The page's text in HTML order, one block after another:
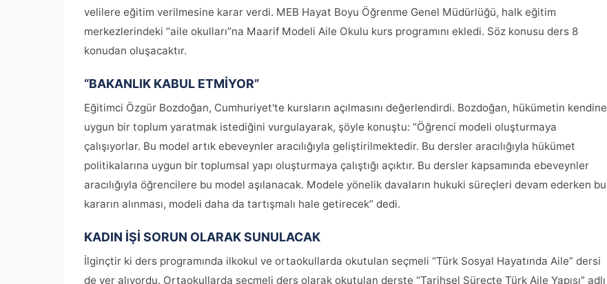
velilere eğitim verilmesine karar verdi. MEB Hayat Boyu Öğrenme Genel Müdürlüğü, halk eğitim
merkezlerindeki “aile okulları”na Maarif Modeli Aile Okulu kurs programını ekledi. Söz konusu ders 8
konudan oluşacaktır.
“BAKANLIK KABUL ETMİYOR”
Eğitimci Özgür Bozdoğan, Cumhuriyet'te kursların açılmasını değerlendirdi. Bozdoğan, hükümetin kendine
uygun bir toplum yaratmak istediğini vurgulayarak, şöyle konuştu: “Öğrenci modeli oluşturmaya
çalışıyorlar. Bu model artık ebeveynler aracılığıyla geliştirilmektedir. Bu dersler aracılığıyla hükümet
politikalarına uygun bir toplumsal yapı oluşturmaya çalıştığı açıktır. Bu dersler kapsamında ebeveynler
aracılığıyla öğrencilere bu model aşılanacak. Modele yönelik davaların hukuki süreçleri devam ederken bu
kararın alınması, modeli daha da tartışmalı hale getirecek” dedi.
KADIN İŞİ SORUN OLARAK SUNULACAK
İlginçtir ki ders programında ilkokul ve ortaokullarda okutulan seçmeli “Türk Sosyal Hayatında Aile” dersi
de yer alıyordu. Ortaokullarda seçmeli ders olarak okutulan derste “Tarihsel Süreçte Türk Aile Yapısı” adlı